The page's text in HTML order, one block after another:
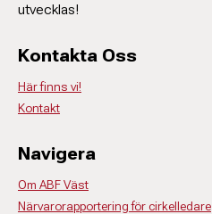
utvecklas!
Kontakta Oss
Här finns vi!
Kontakt
Navigera
Om ABF Väst
Närvarorapportering för cirkelledare